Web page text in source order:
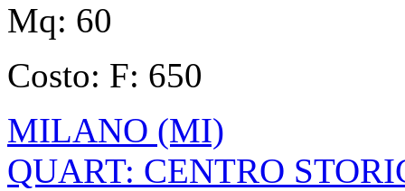
Mq: 60
Costo: F: 650
MILANO (MI)
QUART: CENTRO